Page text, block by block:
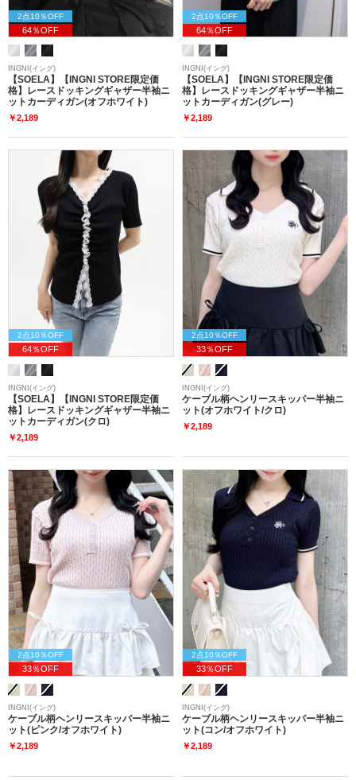
2点10％OFF
64％OFF
INGNI(イング)
【SOELA】【INGNI STORE限定価
格】レースドッキングギャザー半袖ニ
ットカーディガン(オフホワイト)
￥2,189
2点10％OFF
64％OFF
INGNI(イング)
【SOELA】【INGNI STORE限定価
格】レースドッキングギャザー半袖ニ
ットカーディガン(グレー)
￥2,189
2点10％OFF
64％OFF
INGNI(イング)
【SOELA】【INGNI STORE限定価
格】レースドッキングギャザー半袖ニ
ットカーディガン(クロ)
￥2,189
2点10％OFF
33％OFF
INGNI(イング)
ケーブル柄ヘンリースキッパー半袖ニ
ット(オフホワイト/クロ)
￥2,189
2点10％OFF
33％OFF
INGNI(イング)
ケーブル柄ヘンリースキッパー半袖ニ
ット(ピンク/オフホワイト)
￥2,189
2点10％OFF
33％OFF
INGNI(イング)
ケーブル柄ヘンリースキッパー半袖ニ
ット(コン/オフホワイト)
￥2,189